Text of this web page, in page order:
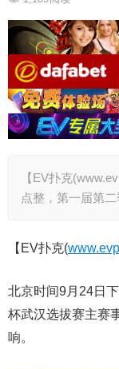
【EV扑克
点整，第一届第
【EV扑克(
北京时间9月24日
杯武汉选拔赛主赛
响。